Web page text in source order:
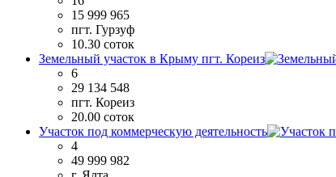
15 999 965
пгт. Гурзуф
10.30 соток
Земельный участок в Крыму пгт. Кореиз
6
29 134 548
пгт. Кореиз
20.00 соток
Участок под коммерческую деятельность
4
49 999 982